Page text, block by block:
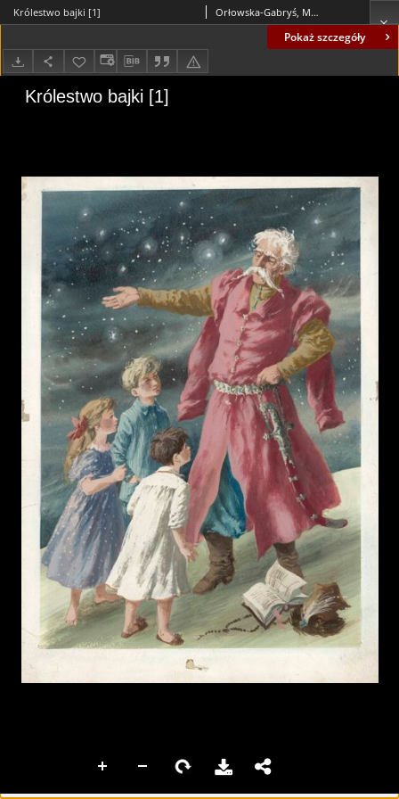
Pokaż szczegóły
Królestwo bajki [1] Orłowska-Gabryś, Maria (1925-1988)